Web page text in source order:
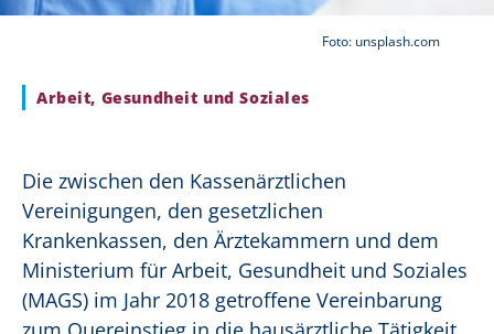
Foto: unsplash.com
Arbeit, Gesundheit und Soziales
Die zwischen den Kassenärztlichen
Vereinigungen, den gesetzlichen
Krankenkassen, den Ärztekammern und dem
Ministerium für Arbeit, Gesundheit und Soziales
(MAGS) im Jahr 2018 getroffene Vereinbarung